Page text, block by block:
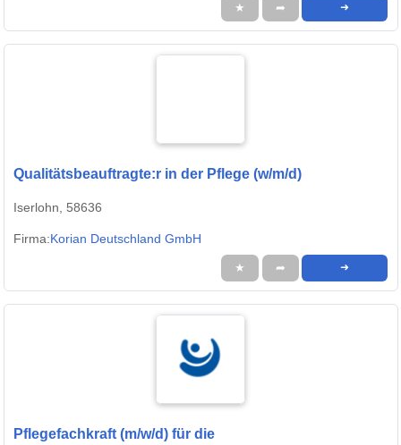
★ ➦ ➜
Qualitätsbeauftragte:r in der Pflege (w/m/d)
Iserlohn, 58636
Firma:Korian Deutschland GmbH
★ ➦ ➜
Pflegefachkraft (m/w/d) für die